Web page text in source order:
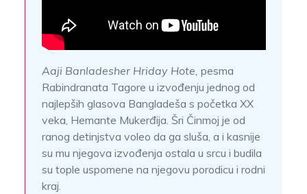
Aaji Banladesher Hriday Hote, pesma
Rabindranata Tagore u izvođenju jednog od
najlepših glasova Bangladeša s početka XX
veka, Hemante Mukerđija. Šri Činmoj je od
ranog detinjstva voleo da ga sluša, a i kasnije
su mu njegova izvođenja ostala u srcu i budila
su tople uspomene na njegovu porodicu i rodni
kraj.